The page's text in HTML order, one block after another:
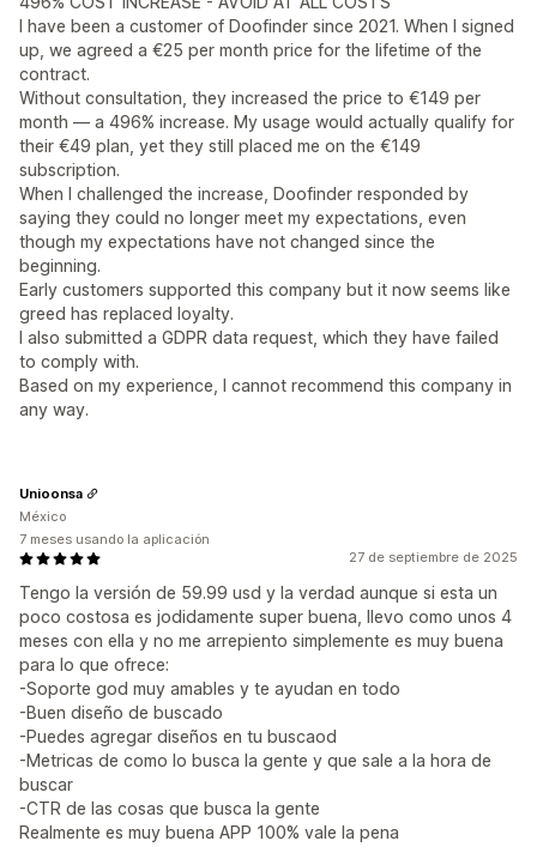
I have been a customer of Doofinder since 2021. When I signed
up, we agreed a €25 per month price for the lifetime of the
contract.
Without consultation, they increased the price to €149 per
month — a 496% increase. My usage would actually qualify for
their €49 plan, yet they still placed me on the €149
subscription.
When I challenged the increase, Doofinder responded by
saying they could no longer meet my expectations, even
though my expectations have not changed since the
beginning.
Early customers supported this company but it now seems like
greed has replaced loyalty.
I also submitted a GDPR data request, which they have failed
to comply with.
Based on my experience, I cannot recommend this company in
any way.
27 de septiembre de 2025
Tengo la versión de 59.99 usd y la verdad aunque si esta un
poco costosa es jodidamente super buena, llevo como unos 4
meses con ella y no me arrepiento simplemente es muy buena
para lo que ofrece:
-Soporte god muy amables y te ayudan en todo
-Buen diseño de buscado
-Puedes agregar diseños en tu buscaod
-Metricas de como lo busca la gente y que sale a la hora de
buscar
-CTR de las cosas que busca la gente
Realmente es muy buena APP 100% vale la pena
Unioonsa
México
7 meses usando la aplicación